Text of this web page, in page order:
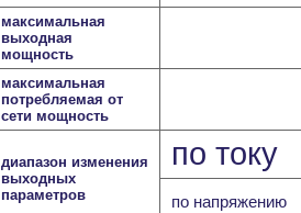
максимальная
выходная
мощность
максимальная
потребляемая от
сети мощность
диапазон изменения
выходных
параметров
по току
по напряжению